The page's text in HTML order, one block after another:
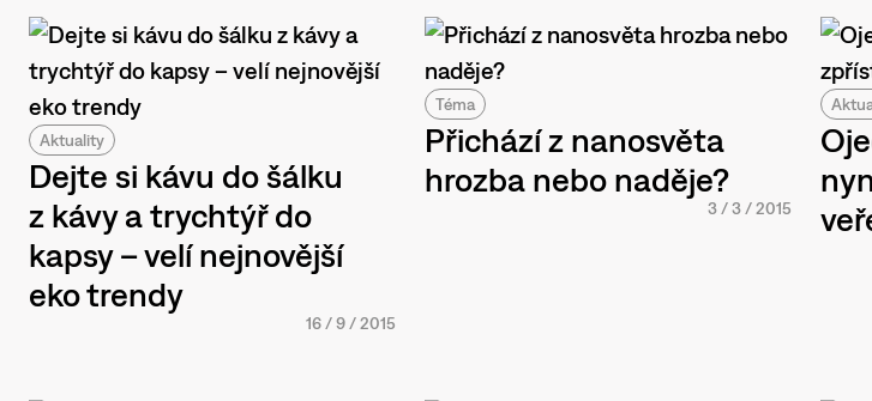
Aktuality
Dejte si kávu do šálku
z kávy a trychtýř do
kapsy – velí nejnovější
eko trendy
16 /9 /2015
Téma
Přichází z nanosvěta
hrozba nebo naděje?
3 /3 /2015